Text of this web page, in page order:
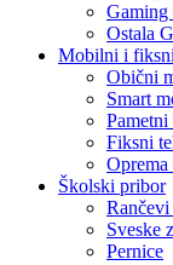
Gaming
Ostala
Mobilni i
Obični
Smart
Pametni
Fiksni
Školski pribor
Rančevi
Sveske
Pernice